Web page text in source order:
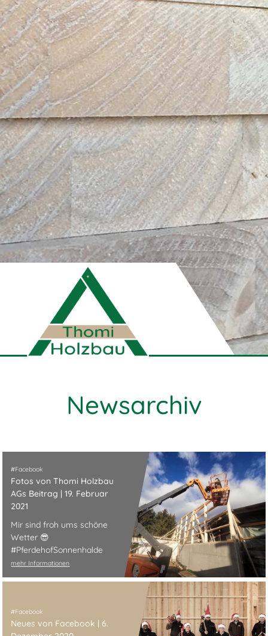
Newsarchiv
Facebook
Fotos von Thomi Holzbau
AGs Beitrag | 19. Februar
2021
Mir sind froh ums schöne
Wetter 😎
#PferdehofSonnenhalde
mehr Informationen
Facebook
Neues von Facebook | 6.